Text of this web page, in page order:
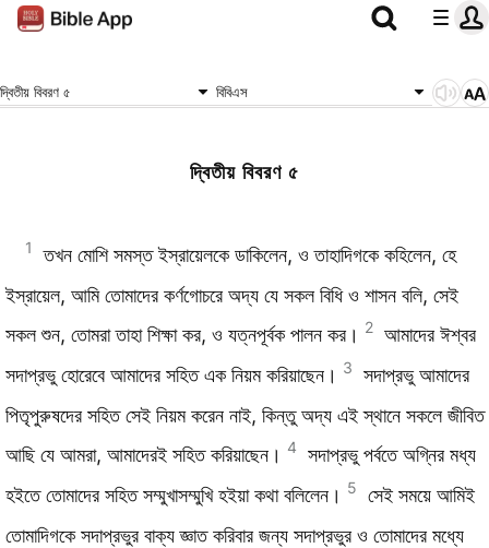
দ্বিতীয় বিবরণ ৫ বিবিএস
দ্বিতীয় বিবরণ ৫
1
তখন মোশি সমস্ত ইস্রায়েলকে ডাকিলেন, ও তাহাদিগকে কহিলেন, হে
ইস্রায়েল, আমি তোমাদের কর্ণগোচরে অদ্য যে সকল বিধি ও শাসন বলি, সেই
সকল শুন, তোমরা তাহা শিক্ষা কর, ও যত্নপূর্বক পালন কর। 2 আমাদের ঈশ্বর
সদাপ্রভু হোরেবে আমাদের সহিত এক নিয়ম করিয়াছেন। 3
সদাপ্রভু আমাদের
পিতৃপুরুষদের সহিত সেই নিয়ম করেন নাই, কিন্তু অদ্য এই স্থানে সকলে জীবিত
আছি যে আমরা, আমাদেরই সহিত করিয়াছেন। 4
সদাপ্রভু পর্বতে অগ্নির মধ্য
হইতে তোমাদের সহিত সম্মুখাসম্মুখি হইয়া কথা বলিলেন। 5
সেই সময়ে আমিই
তোমাদিগকে সদাপ্রভুর বাক্য জ্ঞাত করিবার জন্য সদাপ্রভুর ও তোমাদের মধ্যে